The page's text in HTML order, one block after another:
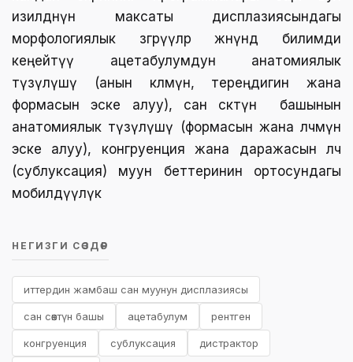
изилдөөнүн максаты дисплазиясындагы
морфологиялык өзгөрүүлөр жөнүндө билимди
кеңейтүү ацетабулумдун анатомиялык
түзүлүшү (анын көлөмүн, тереңдигин жана
формасын эске алуу), сан сөөктүн башынын
анатомиялык түзүлүшү (формасын жана өлчөмүн
эске алуу), конгруенция жана даражасын өлчөө
(сублуксация) муун беттеринин ортосундагы
мобилдүүлүк
НЕГИЗГИ СӨЗДӨР
иттердин жамбаш сан муунун дисплазиясы
сан сөөктүн башы ацетабулум рентген
конгруенция сублуксация дистрактор